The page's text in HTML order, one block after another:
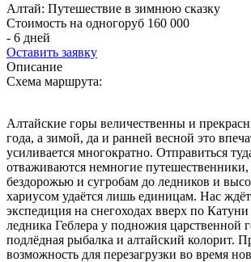
Алтай: Путешествие в зимнюю сказку
Стоимость на одногоруб 160 000
- 6 дней
Оставить заявку
Описание
Схема маршрута:
Алтайские горы величественны и
года, а зимой, да и ранней весной это
усиливается многократно. Отправиться
отваживаются немногие путешественники,
бездорожью и сугробам до ледников и
хариусом удаётся лишь единицам. Нас
экспедиция на снегоходах вверх по Катуни
ледника Геблера у подножия царственной
подлёдная рыбалка и алтайский колорит.
возможность для перезагрузки во время